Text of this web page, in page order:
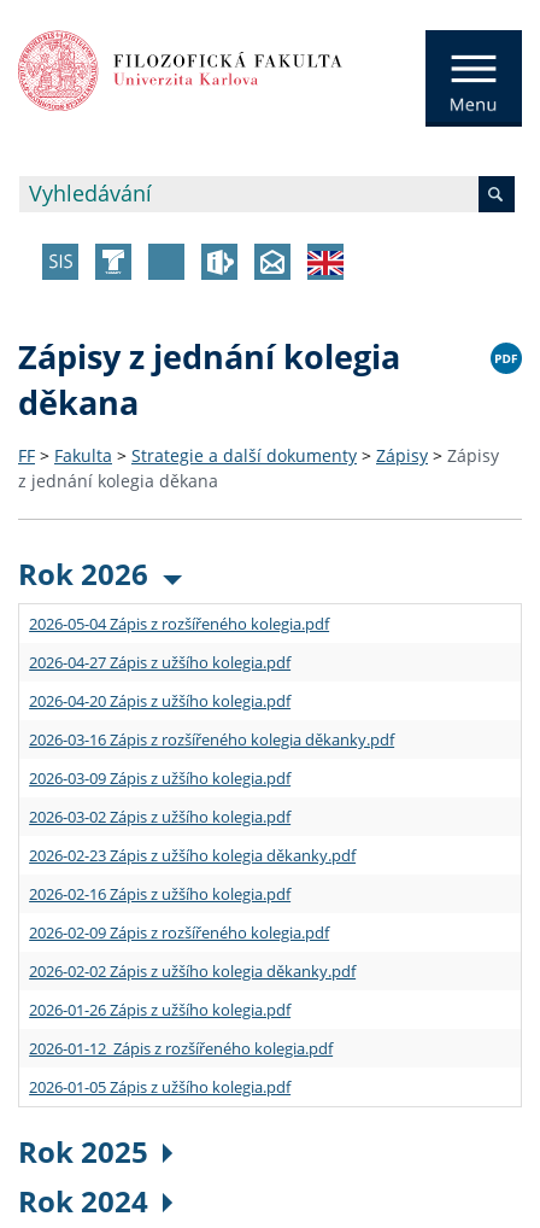
Zápisy z jednání kolegia
děkana
FF > Fakulta > Strategie a další dokumenty > Zápisy > Zápisy
z jednání kolegia děkana
Rok 2026
2026-05-04 Zápis z rozšířeného kolegia.pdf
2026-04-27 Zápis z užšího kolegia.pdf
2026-04-20 Zápis z užšího kolegia.pdf
2026-03-16 Zápis z rozšířeného kolegia děkanky.pdf
2026-03-09 Zápis z užšího kolegia.pdf
2026-03-02 Zápis z užšího kolegia.pdf
2026-02-23 Zápis z užšího kolegia děkanky.pdf
2026-02-16 Zápis z užšího kolegia.pdf
2026-02-09 Zápis z rozšířeného kolegia.pdf
2026-02-02 Zápis z užšího kolegia děkanky.pdf
2026-01-26 Zápis z užšího kolegia.pdf
2026-01-12 Zápis z rozšířeného kolegia.pdf
2026-01-05 Zápis z užšího kolegia.pdf
Rok 2025
Rok 2024